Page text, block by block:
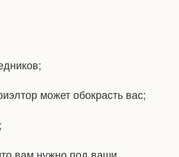
может обокрасть вас;